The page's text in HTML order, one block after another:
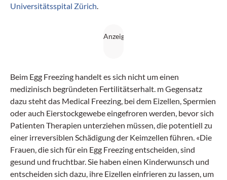
Universitätsspital Zürich
Beim Egg Freezing handelt es sich nicht um einen
medizinisch begründeten Fertilitätserhalt. m Gegensatz
dazu steht das Medical Freezing, bei dem Eizellen, Spermien
oder auch Eierstockgewebe eingefroren werden, bevor sich
Patienten Therapien unterziehen müssen, die potentiell zu
einer irreversiblen Schädigung der Keimzellen führen. «Die
Frauen, die sich für ein Egg Freezing entscheiden, sind
gesund und fruchtbar. Sie haben einen Kinderwunsch und
entscheiden sich dazu, ihre Eizellen einfrieren zu lassen, um